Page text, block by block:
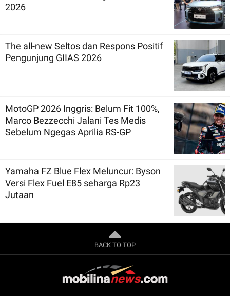
2026
The all-new Seltos dan Respons Positif
Pengunjung GIIAS 2026
MotoGP 2026 Inggris: Belum Fit 100%,
Marco Bezzecchi Jalani Tes Medis
Sebelum Ngegas Aprilia RS-GP
Yamaha FZ Blue Flex Meluncur: Byson
Versi Flex Fuel E85 seharga Rp23
Jutaan
BACK TO TOP